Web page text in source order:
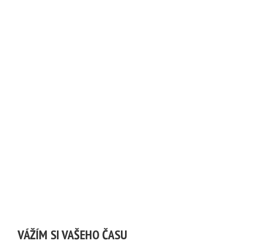
VÁŽÍM SI VAŠEHO ČASU